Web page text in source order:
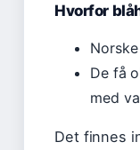
Hvorfor
De få
med
Det finnes